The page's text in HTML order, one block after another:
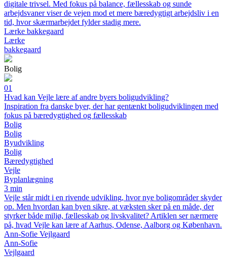
digitale trivsel. Med fokus på balance, fællesskab og sunde
arbejdsvaner viser de vejen mod et mere bæredygtigt arbejdsliv i en
tid, hvor skærmarbejdet fylder stadig mere.
Lærke bakkegaard
Lærke
bakkegaard
Bolig
01
Hvad kan Vejle lære af andre byers boligudvikling?
Inspiration fra danske byer, der har gentænkt boligudviklingen med
fokus på bæredygtighed og fællesskab
Bolig
Bolig
Byudvikling
Bolig
Bæredygtighed
Vejle
Byplanlægning
3 min
Vejle står midt i en rivende udvikling, hvor nye boligområder skyder
op. Men hvordan kan byen sikre, at væksten sker på en måde, der
styrker både miljø, fællesskab og livskvalitet? Artiklen ser nærmere
på, hvad Vejle kan lære af Aarhus, Odense, Aalborg og København.
Ann-Sofie Vejlgaard
Ann-Sofie
Vejlgaard